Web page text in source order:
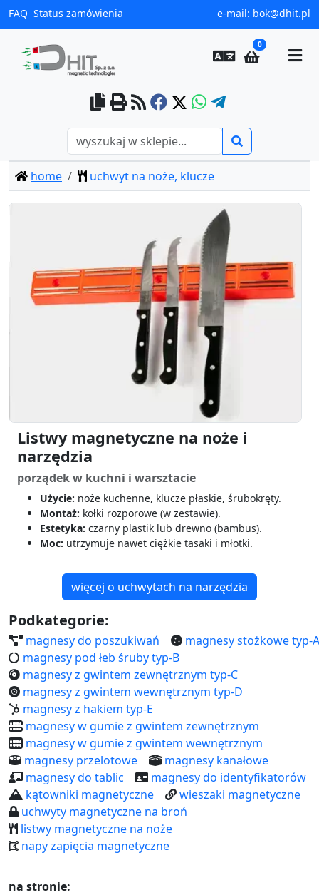
FAQ Status zamówienia e-mail: bok@dhit.pl
0
home uchwyt na noże, klucze
Listwy magnetyczne na noże i
narzędzia
porządek w kuchni i warsztacie
Użycie: noże kuchenne, klucze płaskie, śrubokręty.
Montaż: kołki rozporowe (w zestawie).
Estetyka: czarny plastik lub drewno (bambus).
Moc: utrzymuje nawet ciężkie tasaki i młotki.
więcej o uchwytach na narzędzia
Podkategorie:
magnesy do poszukiwań
magnesy stożkowe typ-A
magnesy pod łeb śruby typ-B
magnesy z gwintem zewnętrznym typ-C
magnesy z gwintem wewnętrznym typ-D
magnesy z hakiem typ-E
magnesy w gumie z gwintem zewnętrznym
magnesy w gumie z gwintem wewnętrznym
magnesy przelotowe
magnesy kanałowe
magnesy do tablic
magnesy do identyfikatorów
kątowniki magnetyczne
wieszaki magnetyczne
uchwyty magnetyczne na broń
listwy magnetyczne na noże
napy zapięcia magnetyczne
na stronie: